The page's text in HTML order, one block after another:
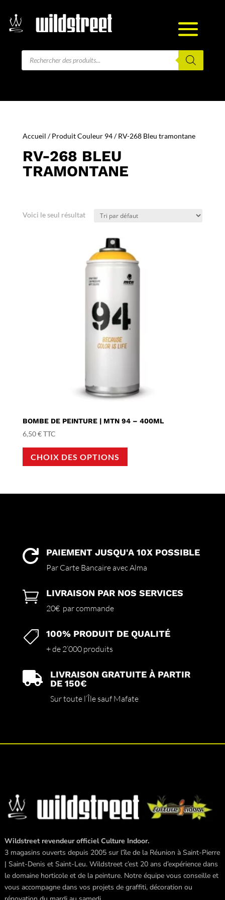
Recherche
Accueil / Produit Couleur 94 / RV-268 Bleu tramontane
RV-268 BLEU
TRAMONTANE
Voici le seul résultat
BOMBE DE PEINTURE | MTN 94 – 400ML
6,50€TTC
CHOIX DES OPTIONS
a
choisies
la
du
 PAIEMENT JUSQU'A 10X POSSIBLE
Par Carte Bancaire avec Alma
 LIVRAISON PAR NOS SERVICES
20€ par commande
 100% PRODUIT DE QUALITÉ
+ de 2’000 produits

LIVRAISON GRATUITE À PARTIR
DE 150€
Sur toute l’Île sauf Mafate
Wildstreet revendeur officiel Culture Indoor.
3 magasins ouverts depuis 2005 sur l’île de la Réunion à Saint-Pierre
| Saint-Denis et Saint-Leu. Wildstreet c’est 20 ans d’expérience dans
le domaine horticole et de la peinture. Notre équipe vous conseille et
vous accompagne dans vos projets de graffiti, décoration ou